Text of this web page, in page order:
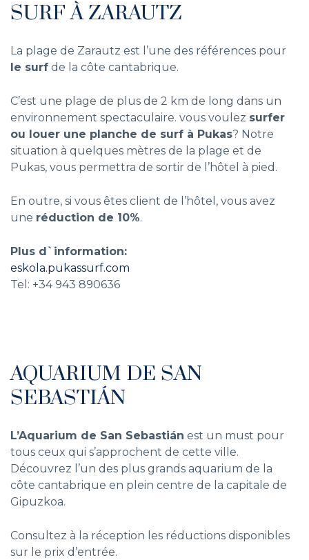
SURF À ZARAUTZ
La plage de Zarautz est l’une des références pour
le surf de la côte cantabrique.
C’est une plage de plus de 2 km de long dans un
environnement spectaculaire. vous voulez surfer
ou louer une planche de surf à Pukas? Notre
situation à quelques mètres de la plage et de
Pukas, vous permettra de sortir de l’hôtel à pied.
En outre, si vous êtes client de l’hôtel, vous avez
une réduction de 10%.
Plus d`information:
eskola.pukassurf.com
Tel: +34 943 890636
AQUARIUM DE SAN
SEBASTIÁN
L’Aquarium de San Sebastián est un must pour
tous ceux qui s’approchent de cette ville.
Découvrez l’un des plus grands aquarium de la
côte cantabrique en plein centre de la capitale de
Gipuzkoa.
Consultez à la réception les réductions disponibles
sur le prix d’entrée.